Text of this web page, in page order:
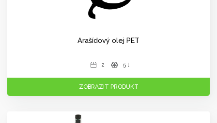
Arašídový olej PET
2 5 l
ZOBRAZIT PRODUKT